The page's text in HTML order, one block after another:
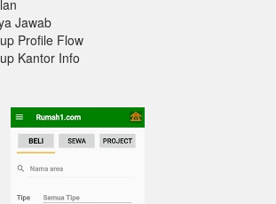
Jawab
Profile Flow
Kantor Info